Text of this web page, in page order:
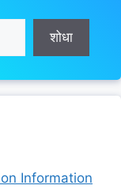
शोधा
Information